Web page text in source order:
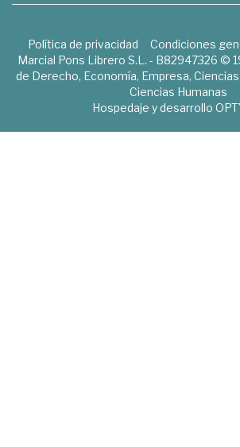
Política de privacidad Condiciones
Marcial Pons Librero S.L. - B82947326 ©
de Derecho, Economía, Empresa,
Ciencias Humanas
Hospedaje y desarrollo